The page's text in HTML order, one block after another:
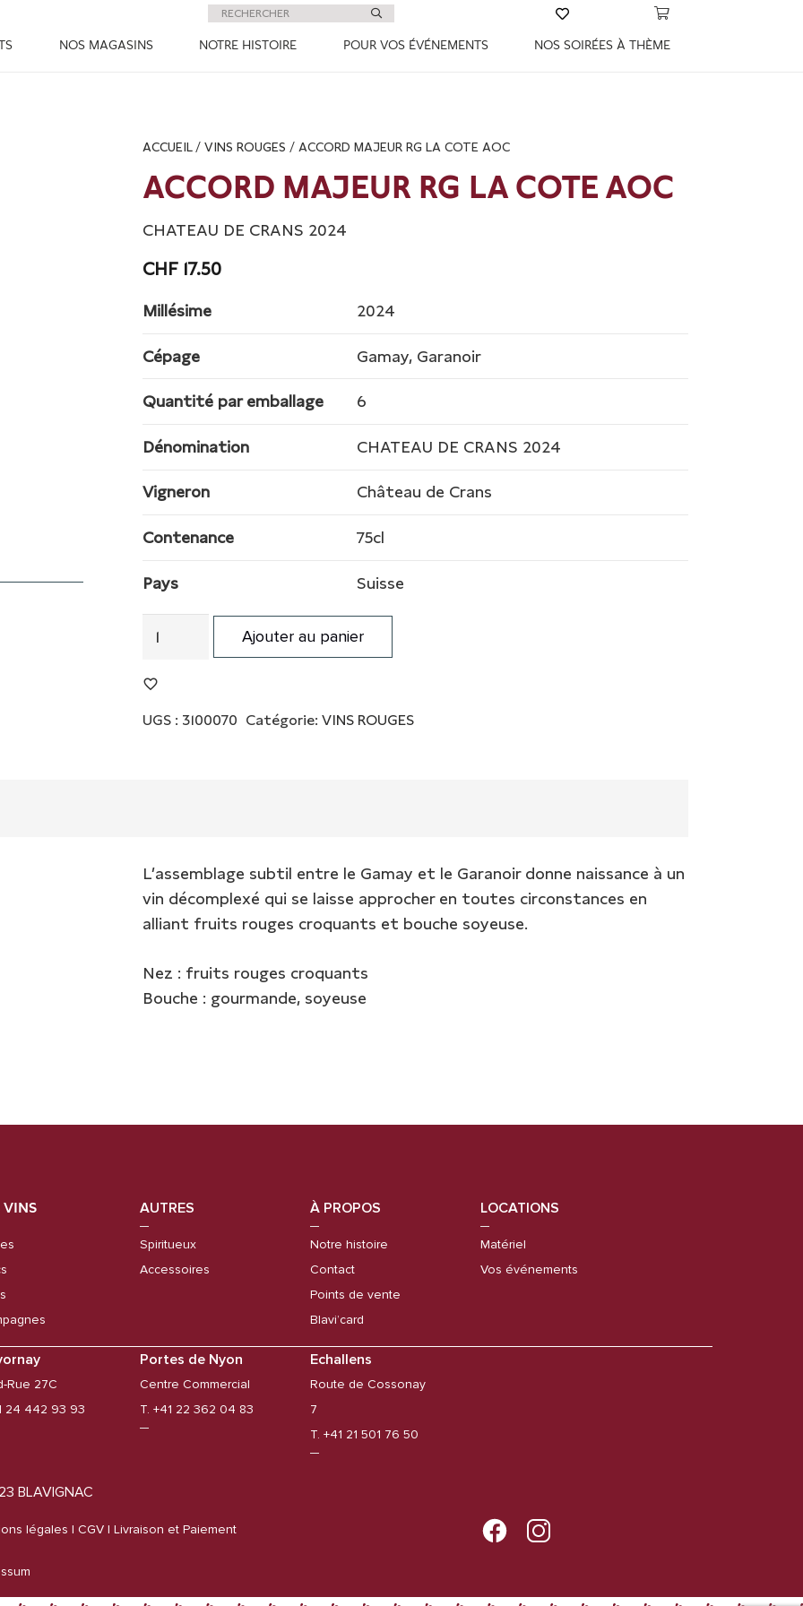
NOS MAGASINS NOTRE HISTOIRE POUR VOS ÉVÉNEMENTS NOS SOIRÉES À THÈME
ACCUEIL/ VINS ROUGES / ACCORD MAJEUR RG LA COTE AOC
ACCORD MAJEUR RG LA COTE AOC
CHATEAU DE CRANS 2024
CHF 17.50
Millésime 2024
Quantité par emballage 6
Cépage Gamay, Garanoir
Dénomination CHATEAU DE CRANS 2024
Vigneron Château de Crans
Contenance 75cl
Pays Suisse
ACCORD
RG
Ajouter au panier
UGS : 3100070 Catégorie:VINS ROUGES
L’assemblage subtil entre le Gamay et le Garanoir donne naissance à un
vin décomplexé qui se laisse approcher en toutes circonstances en
alliant fruits rouges croquants et bouche soyeuse.
Nez : fruits rouges croquants
Bouche : gourmande, soyeuse
VINS AUTRES
Spiritueux
Accessoires
À PROPOS
Notre histoire
Contact
Points de vente
Blavi’card
LOCATIONS
Matériel
Vos événements
Rue 27C
24 442 93 93
Portes de Nyon
Centre Commercial
T. +41 22 362 04 83
Echallens
Route de Cossonay
7
T. +41 21 501 76 50
BLAVIGNAC
légales | CGV | Livraison et Paiement